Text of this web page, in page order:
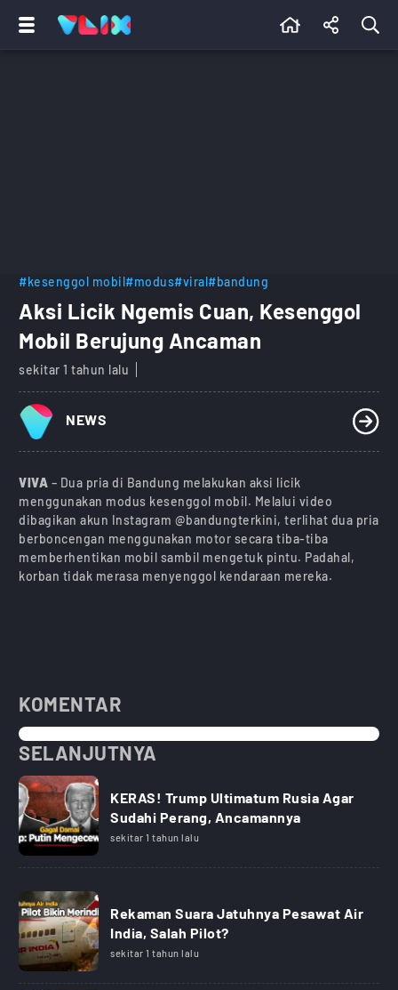
#kesenggol mobil#modus#viral#bandung
Aksi Licik Ngemis Cuan, Kesenggol
Mobil Berujung Ancaman
sekitar 1 tahun lalu
NEWS
VIVA – Dua pria di Bandung melakukan aksi licik
menggunakan modus kesenggol mobil. Melalui video
dibagikan akun Instagram @bandungterkini, terlihat dua pria
berboncengan menggunakan motor secara tiba-tiba
memberhentikan mobil sambil mengetuk pintu. Padahal,
korban tidak merasa menyenggol kendaraan mereka.
KOMENTAR
SELANJUTNYA
KERAS! Trump Ultimatum Rusia Agar
Sudahi Perang, Ancamannya
sekitar 1 tahun lalu
Rekaman Suara Jatuhnya Pesawat Air
India, Salah Pilot?
sekitar 1 tahun lalu